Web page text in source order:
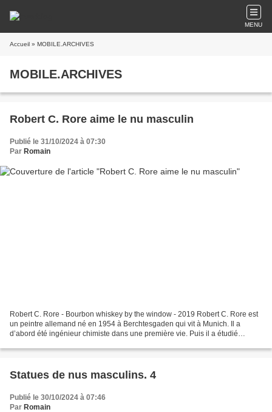
MENU
Accueil » MOBILE.ARCHIVES
MOBILE.ARCHIVES
Robert C. Rore aime le nu masculin
Publié le 31/10/2024 à 07:30
Par Romain
Robert C. Rore - Bourbon whiskey by the window - 2019 Robert C. Rore est
un peintre allemand né en 1954 à Berchtesgaden qui vit à Munich. Il a
d’abord été ingénieur chimiste dans une première vie. Puis il a étudié
Statues de nus masculins. 4
Publié le 30/10/2024 à 07:46
Par Romain